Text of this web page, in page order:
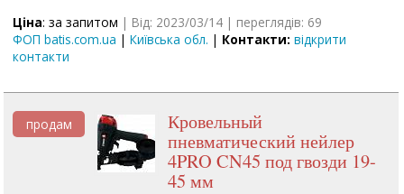
Ціна: за запитом | Від: 2023/03/14 | переглядів: 69
ФОП batis.com.ua |Київська обл. | Контакти: відкрити
контакти
продам Кровельный
пневматический нейлер
4PRO CN45 под гвозди 19-
45 мм